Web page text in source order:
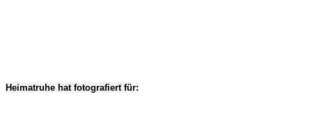
Heimatruhe hat fotografiert für: